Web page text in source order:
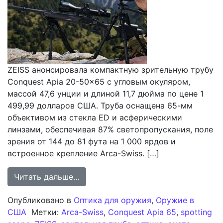
ZEISS анонсировала компактную зрительную трубу
Conquest Apia 20-50×65 с угловым окуляром,
массой 47,6 унции и длиной 11,7 дюйма по цене 1
499,99 долларов США. Труба оснащена 65-мм
объективом из стекла ED и асферическими
линзами, обеспечивая 87% светопропускания, поле
зрения от 144 до 81 фута на 1 000 ярдов и
встроенное крепление Arca-Swiss. […]
Читать дальше…
Опубликовано в Оптика для оружия, Оружие в
США Метки: Arca-Swiss, Conquest Apia 65, spotting